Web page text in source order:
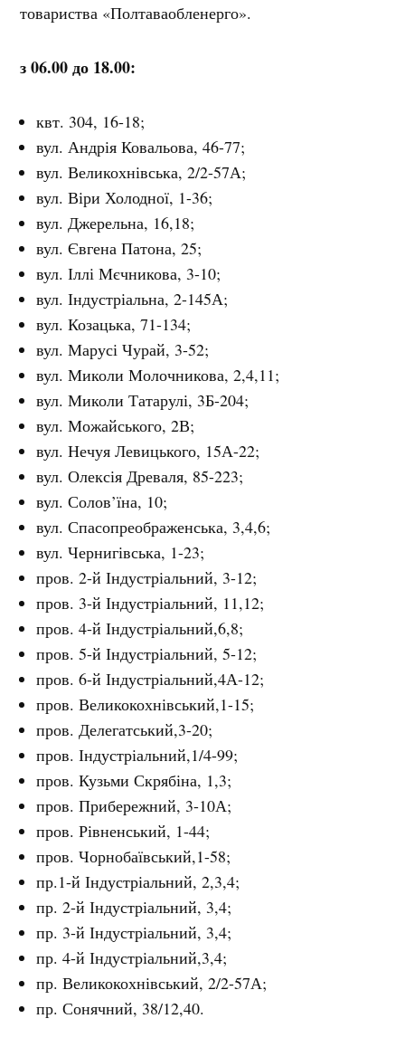
товариства «Полтаваобленерго».
з 06.00 до 18.00:
квт. 304, 16-18;
вул. Андрія Ковальова, 46-77;
вул. Великохнівська, 2/2-57А;
вул. Віри Холодної, 1-36;
вул. Джерельна, 16,18;
вул. Євгена Патона, 25;
вул. Іллі Мєчникова, 3-10;
вул. Індустріальна, 2-145А;
вул. Козацька, 71-134;
вул. Марусі Чурай, 3-52;
вул. Миколи Молочникова, 2,4,11;
вул. Миколи Татарулі, 3Б-204;
вул. Можайського, 2В;
вул. Нечуя Левицького, 15А-22;
вул. Олексія Древаля, 85-223;
вул. Солов’їна, 10;
вул. Спасопреображенська, 3,4,6;
вул. Чернигівська, 1-23;
пров. 2-й Індустріальний, 3-12;
пров. 3-й Індустріальний, 11,12;
пров. 4-й Індустріальний,6,8;
пров. 5-й Індустріальний, 5-12;
пров. 6-й Індустріальний,4А-12;
пров. Великокохнівський,1-15;
пров. Делегатський,3-20;
пров. Індустріальний,1/4-99;
пров. Кузьми Скрябіна, 1,3;
пров. Прибережний, 3-10А;
пров. Рівненський, 1-44;
пров. Чорнобаївський,1-58;
пр.1-й Індустріальний, 2,3,4;
пр. 2-й Індустріальний, 3,4;
пр. 3-й Індустріальний, 3,4;
пр. 4-й Індустріальний,3,4;
пр. Великокохнівський, 2/2-57А;
пр. Сонячний, 38/12,40.